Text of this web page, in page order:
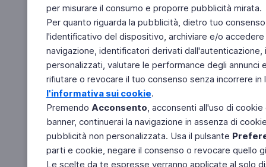
per misurare il consumo e proporre pubblicità mirata.
Per quanto riguarda la pubblicità, dietro tuo
l'identificativo del dispositivo, archiviare e/o
navigazione, identificatori derivati
personalizzati, valutare le performance degli
rifiutare o revocare il tuo consenso senza incorrere
l'informativa sui cookie.
Premendo Acconsento, acconsenti all'uso di
banner, continuerai la navigazione in assenza di
pubblicità non personalizzata. Usa il pulsante
parti e cookie, negare il consenso o revocare quello
Le scelte da te espresse verranno applicate al solo